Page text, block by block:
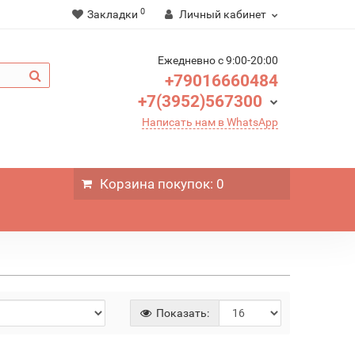
Закладки 0 Личный кабинет
Ежедневно c 9:00-20:00
+79016660484
+7(3952)567300
Написать нам в WhatsApp
Корзина покупок: 0
Показать: